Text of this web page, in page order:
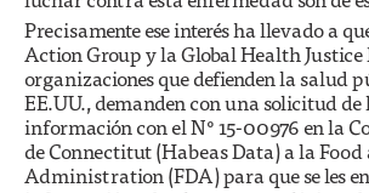
Precisamente ese interés ha llevado a
Action Group y la Global Health
organizaciones que defienden la salud
EE.UU., demanden con una solicitud
información con el N° 15-00976 en la
de Connectitut (Habeas Data) a la
Administration (FDA) para que se les